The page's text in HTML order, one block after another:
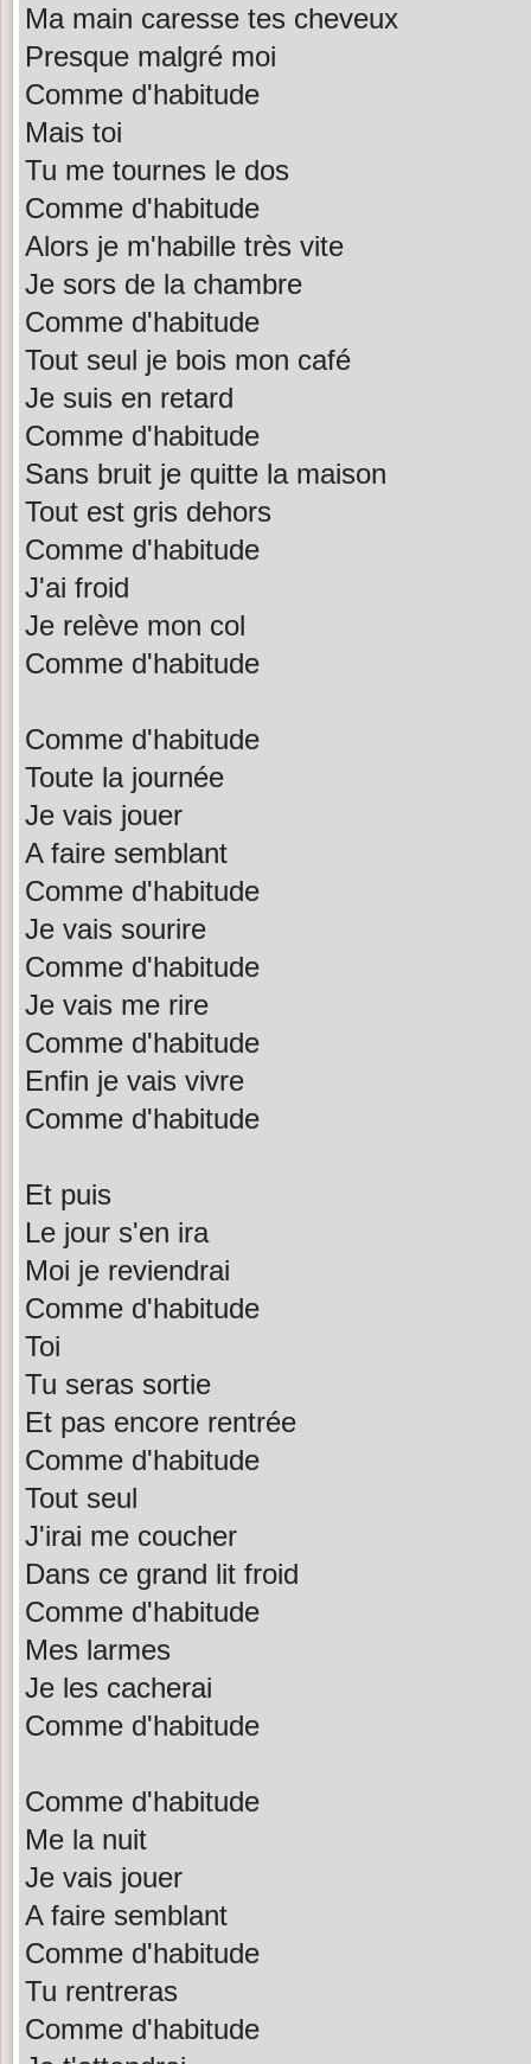
Ma main caresse tes cheveux
Presque malgré moi
Comme d'habitude
Mais toi
Tu me tournes le dos
Comme d'habitude
Alors je m'habille très vite
Je sors de la chambre
Comme d'habitude
Tout seul je bois mon café
Je suis en retard
Comme d'habitude
Sans bruit je quitte la maison
Tout est gris dehors
Comme d'habitude
J'ai froid
Je relève mon col
Comme d'habitude
Comme d'habitude
Toute la journée
Je vais jouer
A faire semblant
Comme d'habitude
Je vais sourire
Comme d'habitude
Je vais me rire
Comme d'habitude
Enfin je vais vivre
Comme d'habitude
Et puis
Le jour s'en ira
Moi je reviendrai
Comme d'habitude
Toi
Tu seras sortie
Et pas encore rentrée
Comme d'habitude
Tout seul
J'irai me coucher
Dans ce grand lit froid
Comme d'habitude
Mes larmes
Je les cacherai
Comme d'habitude
Comme d'habitude
Me la nuit
Je vais jouer
A faire semblant
Comme d'habitude
Tu rentreras
Comme d'habitude